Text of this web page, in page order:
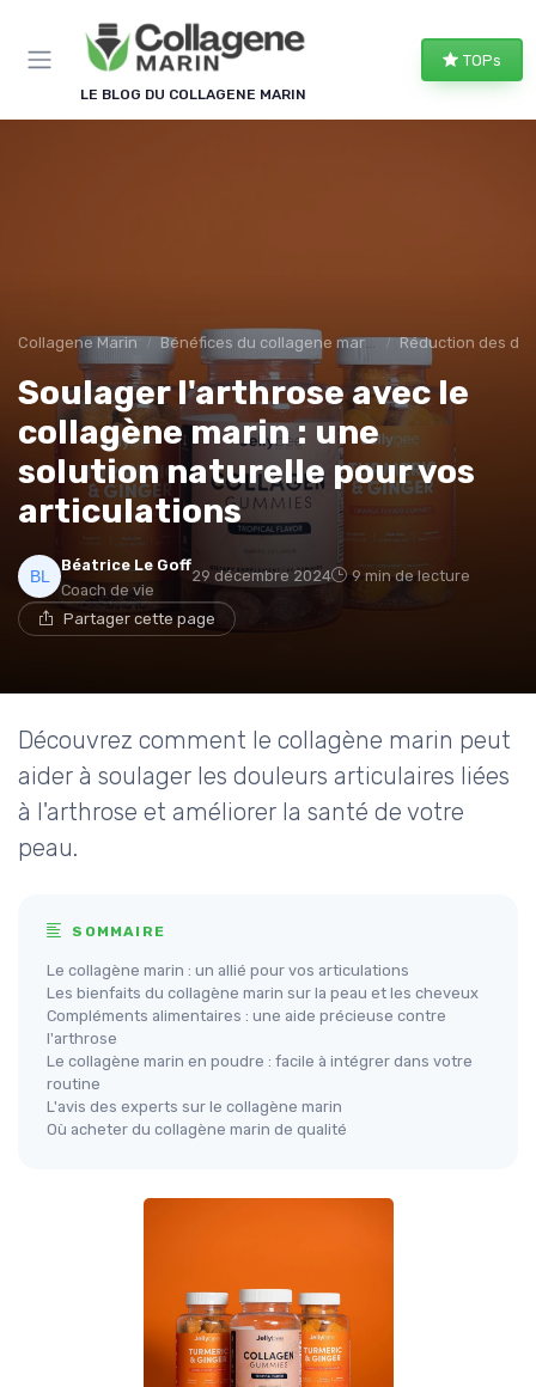
LE BLOG DU COLLAGENE MARIN
TOPs
Collagene Marin Bénéfices du collagene marin Réduction des
Soulager l'arthrose avec le
collagène marin : une
solution naturelle pour vos
articulations
Béatrice Le Goff
Coach de vie
29 décembre 2024 9 min de lecture
Partager cette page
Découvrez comment le collagène marin peut
aider à soulager les douleurs articulaires liées
à l'arthrose et améliorer la santé de votre
peau.
SOMMAIRE
Le collagène marin : un allié pour vos articulations
Les bienfaits du collagène marin sur la peau et les cheveux
Compléments alimentaires : une aide précieuse contre
l'arthrose
Le collagène marin en poudre : facile à intégrer dans votre
routine
L'avis des experts sur le collagène marin
Où acheter du collagène marin de qualité